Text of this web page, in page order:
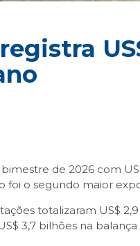
de 2026 com
foi o segundo maior
totalizaram US$
3,7 bilhões na